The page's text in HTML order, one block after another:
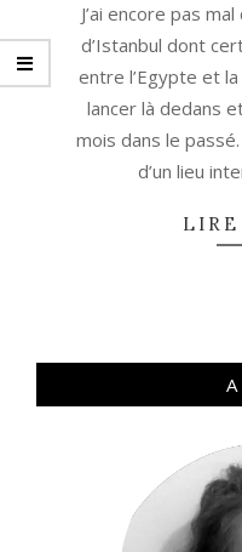
24
J’ai encore pas
d’Istanbul dont
entre l’Egypte et
lancer là dedans
mois dans le
d’un lieu
A